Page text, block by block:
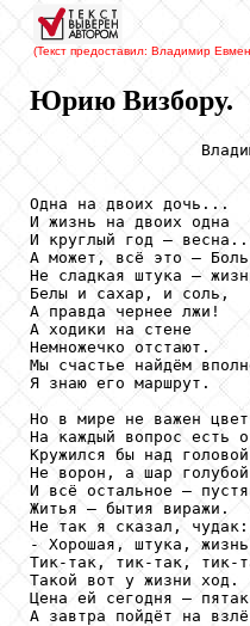
(Текст предоставил: Владимир
Юрию Визбору.
Одна на двоих дочь...
И жизнь на двоих одна
И круглый год –
А может, всё это –
Не сладкая штука –
Белы и сахар, и соль,
А правда чернее лжи!
А ходики на стене
Немножечко отстают.
Мы счастье найдём
Я знаю его маршрут.
Но в мире не важен
На каждый вопрос есть
Кружился бы над головой
Не ворон, а шар
И всё остальное –
Житья – бытия виражи.
Не так я сказал, чудак:
- Хорошая, штука,
Тик-так, тик-так, тик-
Такой вот у жизни ход.
Цена ей сегодня –
А завтра пойдёт на